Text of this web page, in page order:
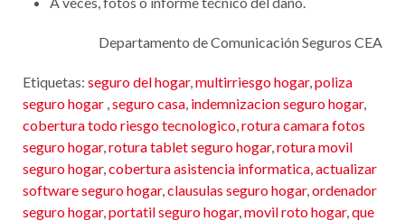
Departamento de Comunicación Seguros CEA
Etiquetas: seguro del hogar,multirriesgo hogar,poliza
seguro hogar ,seguro casa, indemnizacion seguro hogar,
cobertura todo riesgo tecnologico,rotura camara fotos
seguro hogar,rotura tablet seguro hogar,rotura movil
seguro hogar,cobertura asistencia informatica,actualizar
software seguro hogar,clausulas seguro hogar,ordenador
seguro hogar,portatil seguro hogar,movil roto hogar,que